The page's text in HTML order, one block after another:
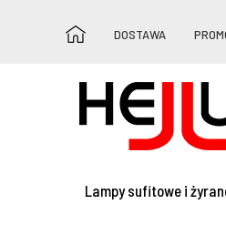
DOSTAWA
Lampy sufitowe i